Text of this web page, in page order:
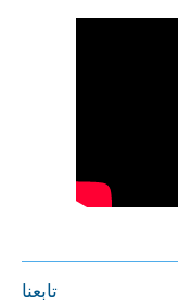
تابعنا